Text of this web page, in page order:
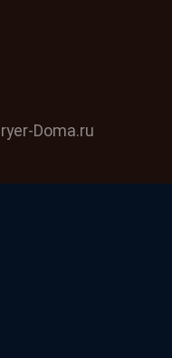
Doma.ru